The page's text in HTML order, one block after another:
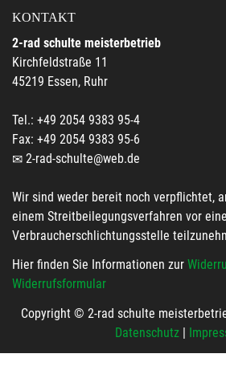
KONTAKT
2-rad schulte meisterbetrieb
Kirchfeldstraße 11
45219 Essen, Ruhr
Tel.: +49 2054 9383 95-4
Fax: +49 2054 9383 95-6
2-rad-schulte@web.de
Wir sind weder bereit noch verpflichtet,
einem Streitbeilegungsverfahren vor
Verbraucherschlichtungsstelle
Hier finden Sie Informationen zur
Widerrufsformular
Copyright © 2-rad schulte
Datenschutz|